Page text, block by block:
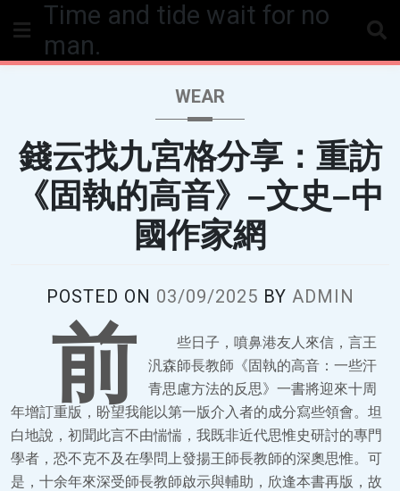
Time and tide wait for no
man.
WEAR
錢云找九宮格分享：重訪
《固執的高音》–文史–中
國作家網
POSTED ON 03/09/2025 BY ADMIN
前
些日子，噴鼻港友人來信，言王
汎森師長教師《固執的高音：一些汗
青思慮方法的反思》一書將迎來十周
年增訂重版，盼望我能以第一版介入者的成分寫些領會。坦
白地說，初聞此言不由惴惴，我既非近代思惟史研討的專門
學者，恐不克不及在學問上發揚王師長教師的深奧思惟。可
是，十余年來深受師長教師啟示與輔助，欣逢本書再版，故